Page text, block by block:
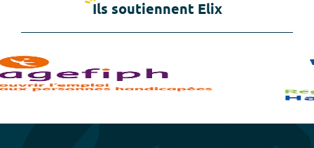
Ils soutiennent Elix